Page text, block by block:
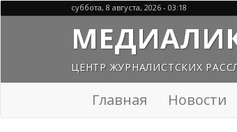
суббота, 8 августа, 2026 - 03:18
ЦЕНТР ЖУРНАЛИСТСКИХ
Главная Новости